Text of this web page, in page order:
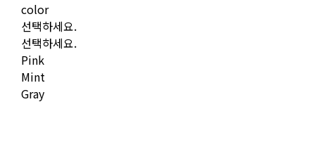
color
선택하세요.
선택하세요.
Pink
Mint
Gray